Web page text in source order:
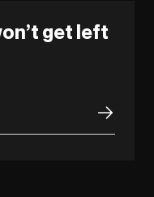
get left